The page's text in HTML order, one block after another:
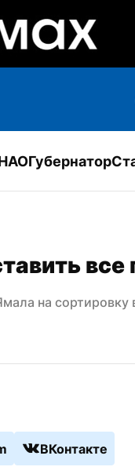
Губернатор
на сортировку
ВКонтакте